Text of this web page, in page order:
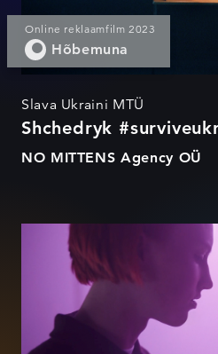
Online reklaamfilm 2023
Hõbemuna
Slava Ukraini MTÜ
Shchedryk
NO MITTENS Agency OÜ
Mis koht